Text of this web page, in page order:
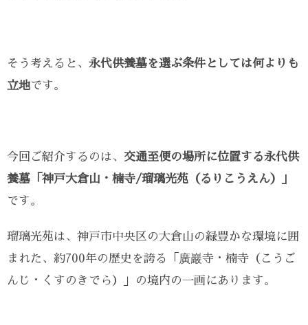
そう考えると、 永代供養墓を選ぶ条件としては何よりも
立地です。
今回ご紹介するのは、 交通至便の場所に位置する永代供
養墓「神戸大倉山・楠寺/瑠璃光苑（るりこうえん）」
です。
瑠璃光苑は、神戸市中央区の大倉山の緑豊かな環境に囲
まれた、約700年の歴史を誇る「廣巖寺・楠寺（こうご
んじ・くすのきでら）」の境内の一画にあります。